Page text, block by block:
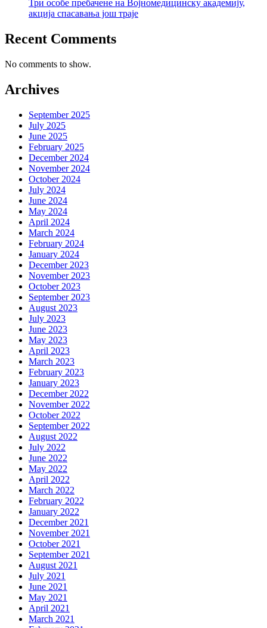
Три особе пребачене на Војномедицинску академију,
акција спасавања још траје
Recent Comments
No comments to show.
Archives
September 2025
July 2025
June 2025
February 2025
December 2024
November 2024
October 2024
July 2024
June 2024
May 2024
April 2024
March 2024
February 2024
January 2024
December 2023
November 2023
October 2023
September 2023
August 2023
July 2023
June 2023
May 2023
April 2023
March 2023
February 2023
January 2023
December 2022
November 2022
October 2022
September 2022
August 2022
July 2022
June 2022
May 2022
April 2022
March 2022
February 2022
January 2022
December 2021
November 2021
October 2021
September 2021
August 2021
July 2021
June 2021
May 2021
April 2021
March 2021